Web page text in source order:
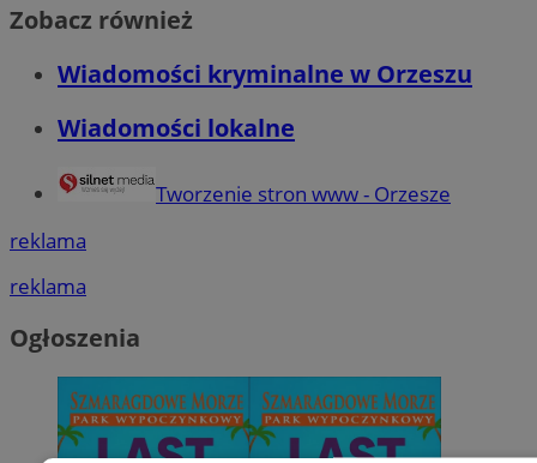
Zobacz również
Wiadomości kryminalne w Orzeszu
Wiadomości lokalne
Tworzenie stron www - Orzesze
reklama
reklama
Ogłoszenia